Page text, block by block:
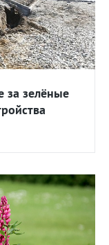
за зелёные